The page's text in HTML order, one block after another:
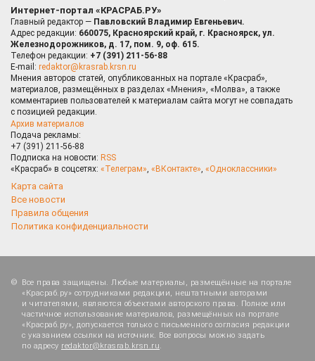
Интернет-портал «КРАСРАБ.РУ»
Главный редактор — Павловский Владимир Евгеньевич.
Адрес редакции: 660075, Красноярский край, г. Красноярск, ул.
Железнодорожников, д. 17, пом. 9, оф. 615.
Телефон редакции: +7 (391) 211-56-88
E-mail: redaktor@krasrab.krsn.ru
Мнения авторов статей, опубликованных на портале «Красраб»,
материалов, размещённых в разделах «Мнения», «Молва», а также
комментариев пользователей к материалам сайта могут не совпадать
с позицией редакции.
Архив материалов
Подача рекламы:
+7 (391) 211-56-88
Подписка на новости: RSS
«Красраб» в соцсетях: «Телеграм», «ВКонтакте», «Одноклассники»
Карта сайта
Все новости
Правила общения
Политика конфиденциальности
Все права защищены. Любые материалы, размещённые на портале
«Красраб.ру» сотрудниками редакции, нештатными авторами
и читателями, являются объектами авторского права. Полное или
частичное использование материалов, размещённых на портале
«Красраб.ру», допускается только с письменного согласия редакции
с указанием ссылки на источник. Все вопросы можно задать
по адресу redaktor@krasrab.krsn.ru.